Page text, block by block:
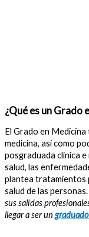
¿Qué es un Grado
El Grado en
medicina, así como
posgraduada clínica
salud, las
plantea tratamientos
salud de las personas.
sus salidas
llegar a ser un